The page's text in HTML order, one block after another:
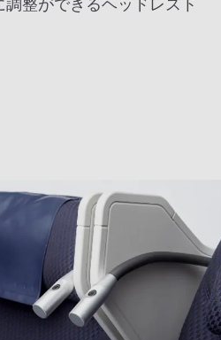
調整ができるヘッドレスト